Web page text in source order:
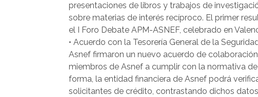
presentaciones de libros y trabajos de
sobre materias de interés recíproco. El primer
el I Foro Debate APM-ASNEF, celebrado en
• Acuerdo con la Tesorería General de la
Asnef firmaron un nuevo acuerdo de
miembros de Asnef a cumplir con la normativa
forma, la entidad financiera de Asnef podrá
solicitantes de crédito, contrastando dichos